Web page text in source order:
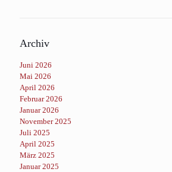
Archiv
Juni 2026
Mai 2026
April 2026
Februar 2026
Januar 2026
November 2025
Juli 2025
April 2025
März 2025
Januar 2025